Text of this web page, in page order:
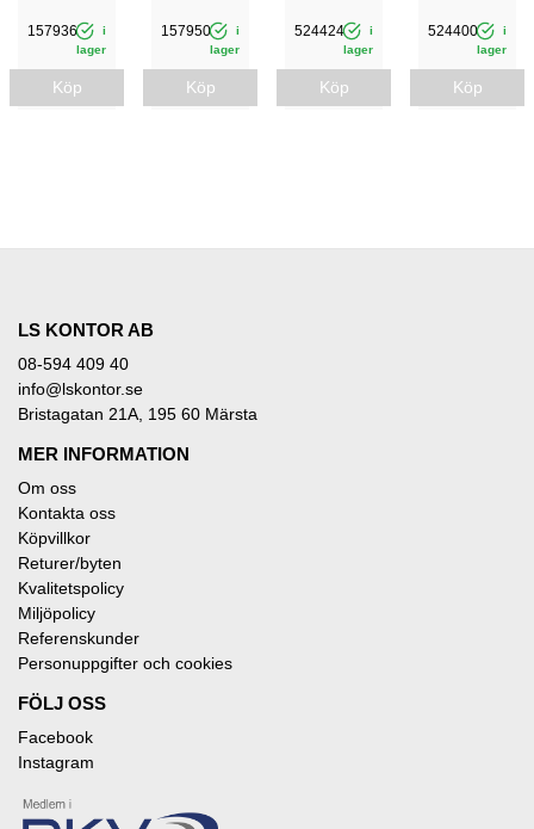
157936
i
lager
Köp
157950
i
lager
Köp
524424
i
lager
Köp
524400
i
lager
Köp
LS KONTOR AB
08-594 409 40
info@lskontor.se
Bristagatan 21A, 195 60 Märsta
MER INFORMATION
Om oss
Kontakta oss
Köpvillkor
Returer/byten
Kvalitetspolicy
Miljöpolicy
Referenskunder
Personuppgifter och cookies
FÖLJ OSS
Facebook
Instagram